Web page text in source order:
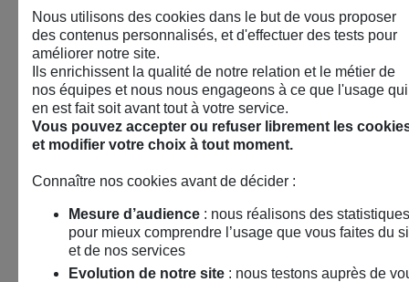
Arbres remarquables, de la biologie aux
traditions
Nous utilisons des cookies dans le but de vous proposer
des contenus personnalisés, et d'effectuer des tests pour
améliorer notre site.
Ils enrichissent la qualité de notre relation et le métier de
nos équipes et nous nous engageons à ce que l'usage qui
en est fait soit avant tout à votre service.
Vous pouvez accepter ou refuser librement les
et modifier votre choix à tout moment.
Connaître nos cookies avant de décider :
Mesure d’audience : nous réalisons des statistiques
pour mieux comprendre l’usage que vous faites du
et de nos services
Evolution de notre site : nous testons auprès de